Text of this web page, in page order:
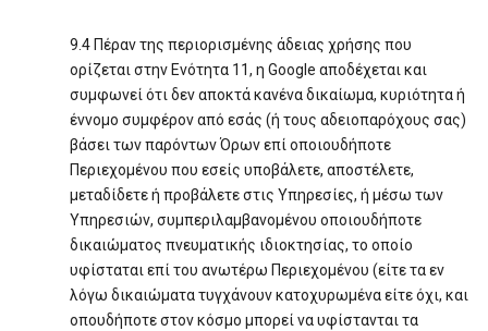
9.4 Πέραν της περιορισμένης άδειας χρήσης που
ορίζεται στην Ενότητα 11, η Google αποδέχεται και
συμφωνεί ότι δεν αποκτά κανένα δικαίωμα, κυριότητα ή
έννομο συμφέρον από εσάς (ή τους αδειοπαρόχους σας)
βάσει των παρόντων Όρων επί οποιουδήποτε
Περιεχομένου που εσείς υποβάλετε, αποστέλετε,
μεταδίδετε ή προβάλετε στις Υπηρεσίες, ή μέσω των
Υπηρεσιών, συμπεριλαμβανομένου οποιουδήποτε
δικαιώματος πνευματικής ιδιοκτησίας, το οποίο
υφίσταται επί του ανωτέρω Περιεχομένου (είτε τα εν
λόγω δικαιώματα τυγχάνουν κατοχυρωμένα είτε όχι, και
οπουδήποτε στον κόσμο μπορεί να υφίστανται τα